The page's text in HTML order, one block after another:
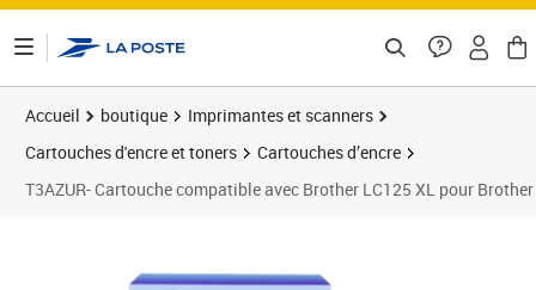
Accueil boutique
Imprimantes et scanners
Cartouches d'encre et toners
Cartouches d’encre
T3AZUR- Cartouche compatible avec Brother LC125 XL pour